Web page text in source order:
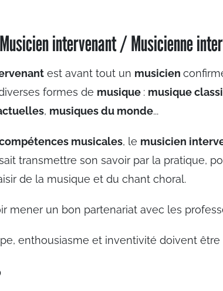
intervenant / Musicienne
est avant tout un musicien
formes de musique : musique
, musiques du monde...
musicales, le musicien
transmettre son savoir par la pratique,
de la musique et du chant choral.
mener un bon partenariat avec les
enthousiasme et inventivité doivent être